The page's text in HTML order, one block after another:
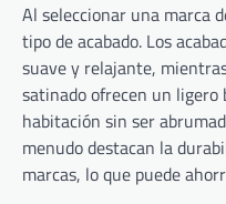
Al seleccionar una marca
tipo de acabado. Los
suave y relajante,
satinado ofrecen un
habitación sin ser
menudo destacan la
marcas, lo que puede